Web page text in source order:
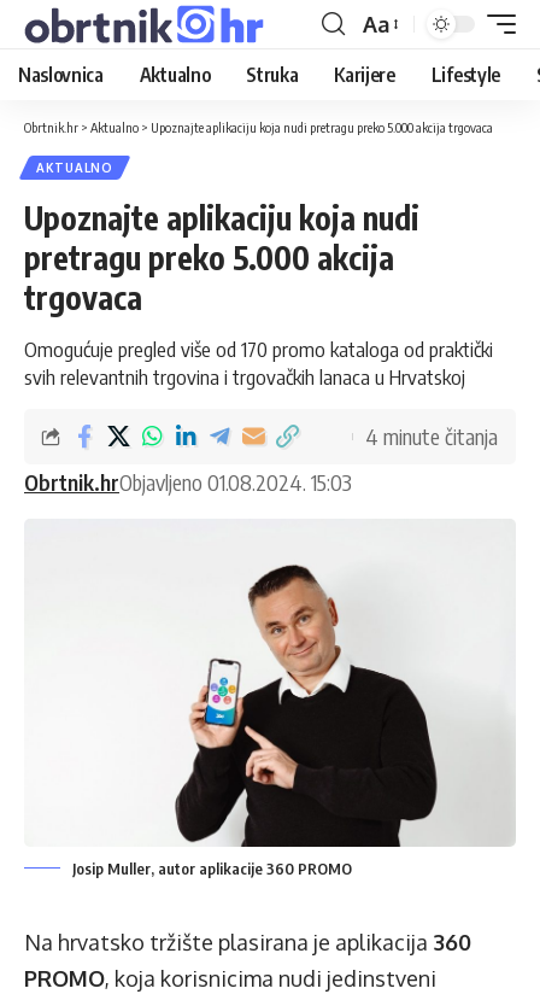
Aa
Naslovnica Aktualno Struka Karijere Lifestyle
Obrtnik.hr > Aktualno > Upoznajte aplikaciju koja nudi pretragu preko 5.000 akcija trgovaca
AKTUALNO
Upoznajte aplikaciju koja nudi
pretragu preko 5.000 akcija
trgovaca
Omogućuje pregled više od 170 promo kataloga od praktički
svih relevantnih trgovina i trgovačkih lanaca u Hrvatskoj
Obrtnik.hrObjavljeno 01.08.2024. 15:03
4 minute čitanja
Josip Muller, autor aplikacije 360 PROMO
Na hrvatsko tržište plasirana je aplikacija 360
PROMO, koja korisnicima nudi jedinstveni